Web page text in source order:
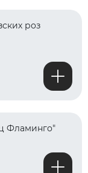
роз
Фламинго"